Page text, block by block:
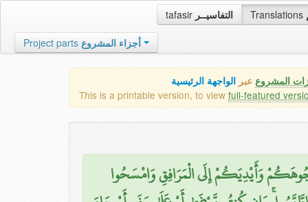
tafasir التفاسيــر Translations
Project parts أجزاء المشروع
المشروع عبر الواجهة الرئيسية
This is a printable version, to view full-featured
وُجُوهَكُمْ وَأَيْدِيَكُمْ إِلَى الْمَرَافِقِ وَامْسَحُوا